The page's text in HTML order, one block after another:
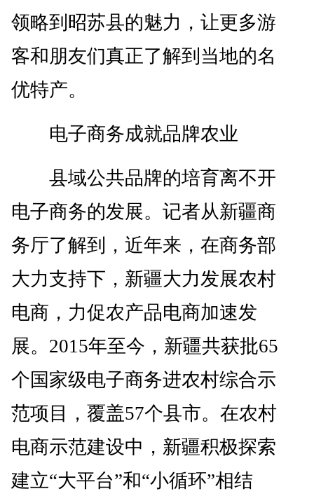
领略到昭苏县的魅力，让更多游
客和朋友们真正了解到当地的名
优特产。
电子商务成就品牌农业
县域公共品牌的培育离不开
电子商务的发展。记者从新疆商
务厅了解到，近年来，在商务部
大力支持下，新疆大力发展农村
电商，力促农产品电商加速发
展。2015年至今，新疆共获批65
个国家级电子商务进农村综合示
范项目，覆盖57个县市。在农村
电商示范建设中，新疆积极探索
建立“大平台”和“小循环”相结